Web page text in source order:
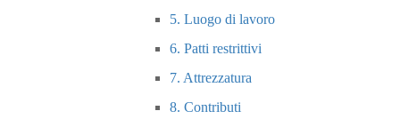
5. Luogo di lavoro
6. Patti restrittivi
7. Attrezzatura
8. Contributi